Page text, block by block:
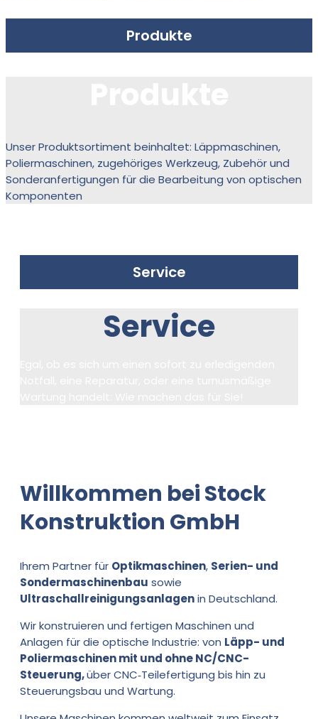
Produkte
Unser Produktsortiment beinhaltet: Läppmaschinen,
Poliermaschinen, zugehöriges Werkzeug, Zubehör und
Sonderanfertigungen für die Bearbeitung von optischen
Komponenten
Service
Service
Willkommen bei Stock
Konstruktion GmbH
Ihrem Partner für Optikmaschinen, Serien- und
Sondermaschinenbau sowie
Ultraschallreinigungsanlagenin Deutschland.
Wir konstruieren und fertigen Maschinen und
Anlagen für die optische Industrie: von Läpp- und
Poliermaschinen mit und ohne NC/CNC-
Steuerung,über CNC‑Teilefertigung bis hin zu
Steuerungsbau und Wartung.